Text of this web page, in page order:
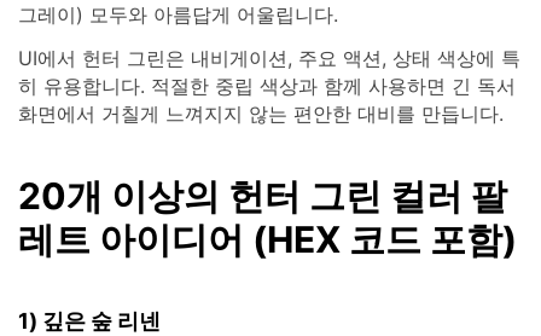
그레이) 모두와 아름답게 어울립니다.
UI에서 헌터 그린은 내비게이션, 주요 액션, 상태 색상에 특
히 유용합니다. 적절한 중립 색상과 함께 사용하면 긴 독서
화면에서 거칠게 느껴지지 않는 편안한 대비를 만듭니다.
20개 이상의 헌터 그린 컬러 팔
레트 아이디어 (HEX 코드 포함)
1) 깊은 숲 리넨